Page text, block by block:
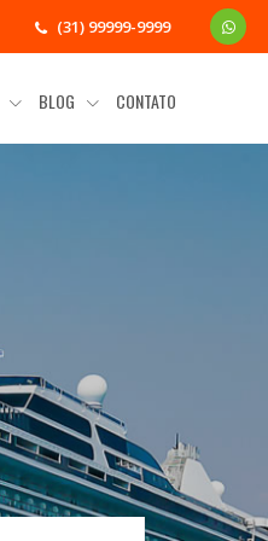
(31) 99999-9999
BLOG CONTATO